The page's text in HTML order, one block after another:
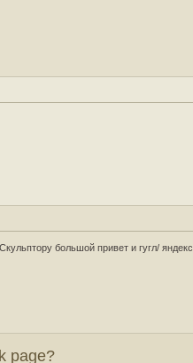
большой привет и гугл/ яндекс
page?